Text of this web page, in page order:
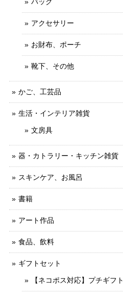
アクセサリー
お財布、ポーチ
靴下、その他
かご、工芸品
生活・インテリア雑貨
文房具
器・カトラリー・キッチン雑貨
スキンケア、お風呂
書籍
アート作品
食品、飲料
ギフトセット
【ネコポス対応】プチギフト